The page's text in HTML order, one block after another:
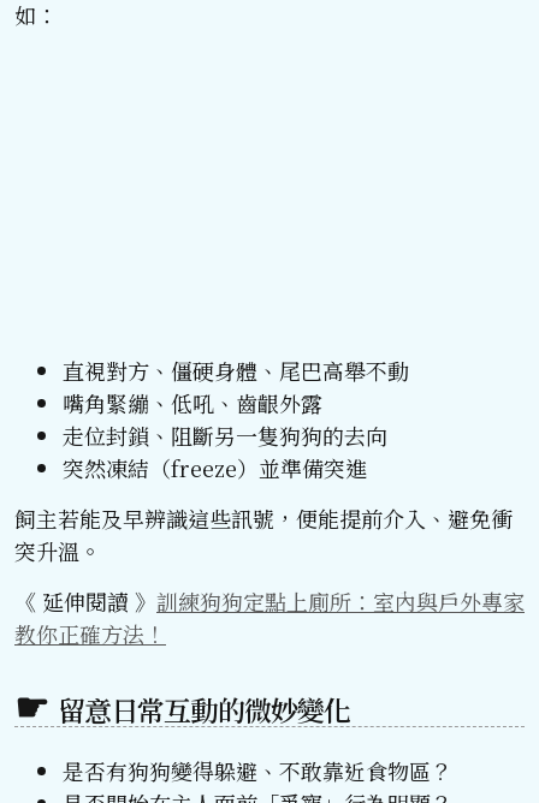
如：
直視對方、僵硬身體、尾巴高舉不動
嘴角緊繃、低吼、齒齦外露
走位封鎖、阻斷另一隻狗狗的去向
突然凍結（freeze）並準備突進
飼主若能及早辨識這些訊號，便能提前介入、避免衝
突升溫。
《 延伸閱讀 》 訓練狗狗定點上廁所：室內與戶外專家
教你正確方法！
留意日常互動的微妙變化
是否有狗狗變得躲避、不敢靠近食物區？